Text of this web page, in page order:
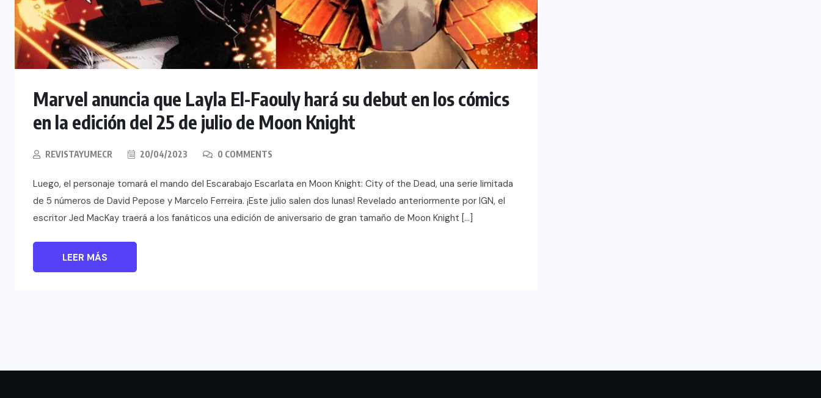
Marvel anuncia que Layla El-Faouly hará su debut en los cómics
en la edición del 25 de julio de Moon Knight
REVISTAYUMECR 20/04/2023 0 COMMENTS
Luego, el personaje tomará el mando del Escarabajo Escarlata en Moon Knight: City of the Dead, una serie limitada
de 5 números de David Pepose y Marcelo Ferreira. ¡Este julio salen dos lunas! Revelado anteriormente por IGN, el
escritor Jed MacKay traerá a los fanáticos una edición de aniversario de gran tamaño de Moon Knight […]
LEER MÁS